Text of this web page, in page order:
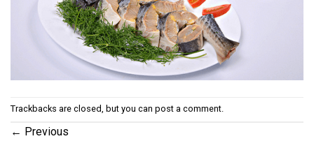
Trackbacks are closed, but you can post a comment.
← Previous